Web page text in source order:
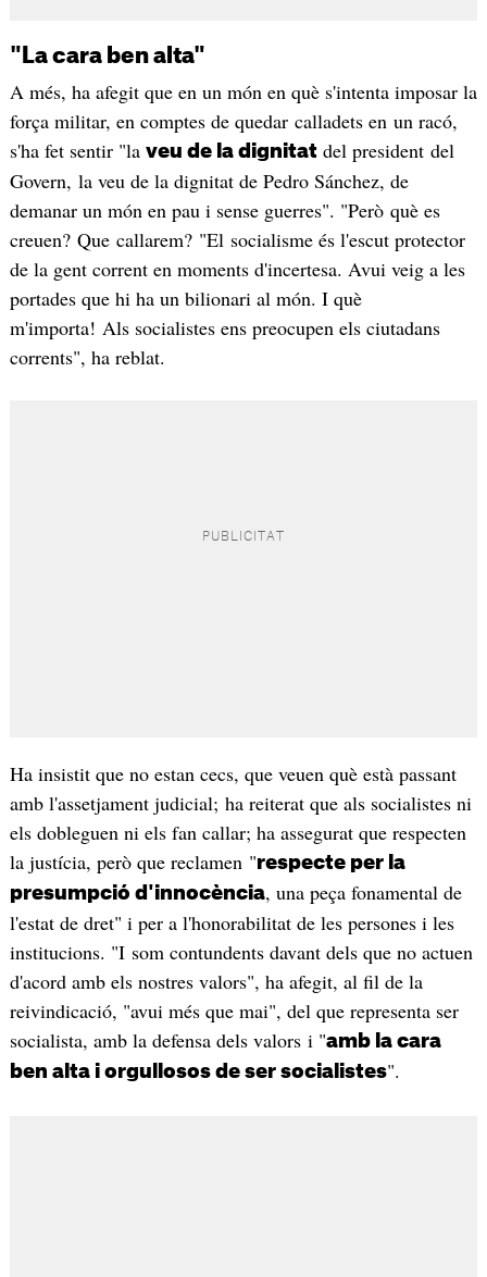
"La cara ben alta"
A més, ha afegit que en un món en què s'intenta imposar la
força militar, en comptes de quedar calladets en un racó,
s'ha fet sentir "la veu de la dignitatdel president del
Govern, la veu de la dignitat de Pedro Sánchez, de
demanar un món en pau i sense guerres". "Però què es
creuen? Que callarem? "El socialisme és l'escut protector
de la gent corrent en moments d'incertesa. Avui veig a les
portades que hi ha un bilionari al món. I què
m'importa! Als socialistes ens preocupen els ciutadans
corrents", ha reblat.
Ha insistit que no estan cecs, que veuen què està passant
amb l'assetjament judicial; ha reiterat que als socialistes ni
els dobleguen ni els fan callar; ha assegurat que respecten
la justícia, però que reclamen "respecte per la
presumpció d'innocència, una peça fonamental de
l'estat de dret" i per a l'honorabilitat de les persones i les
institucions. "I som contundents davant dels que no actuen
d'acord amb els nostres valors", ha afegit, al fil de la
reivindicació, "avui més que mai", del que representa ser
socialista, amb la defensa dels valors i "amb la cara
ben alta i orgullosos de ser socialistes".